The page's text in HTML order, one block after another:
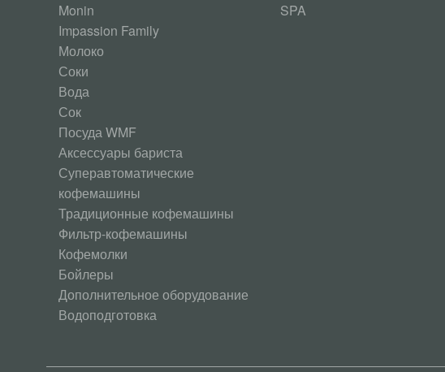
Monin
Impassion Family
Молоко
Соки
Вода
Сок
Посуда WMF
Аксессуары бариста
Суперавтоматические
кофемашины
Традиционные кофемашины
Фильтр-кофемашины
Кофемолки
Бойлеры
Дополнительное оборудование
Водоподготовка
SPA